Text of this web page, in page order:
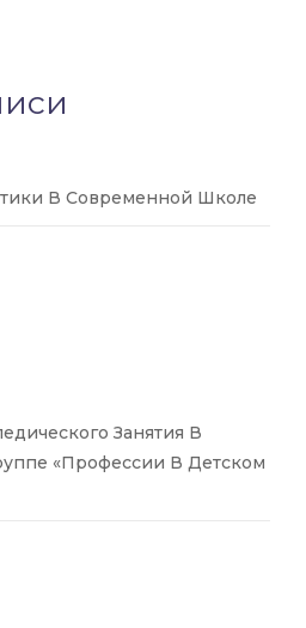
В Современной Школе
Занятия В
«Профессии В Детском